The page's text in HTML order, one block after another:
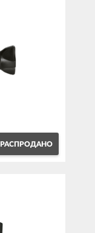
РАСПРОДАНО